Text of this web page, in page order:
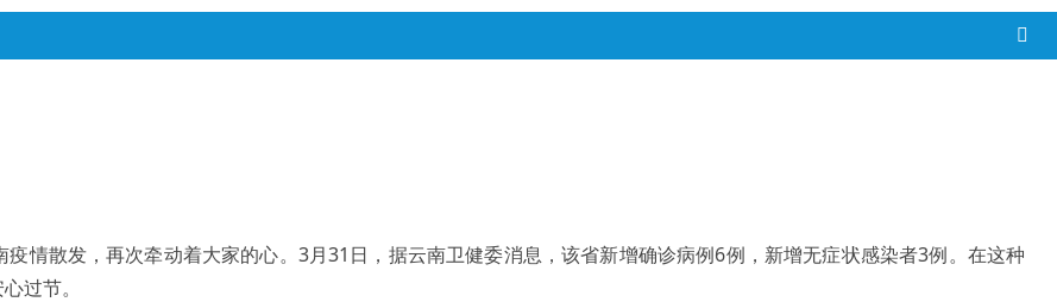
情散发，再次牵动着大家的心。3月31日，据云南卫健委消息，该省新增确诊病例6例，新增无症状感染者3例。在这种
过节。